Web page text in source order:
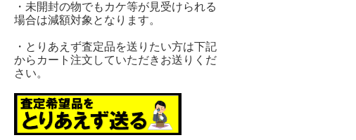
・未開封の物でもカケ等が見受けられる
場合は減額対象となります。
・とりあえず査定品を送りたい方は下記
からカート注文していただきお送りくだ
さい。